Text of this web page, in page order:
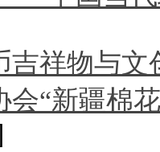
吉祥物与文
会“新疆棉